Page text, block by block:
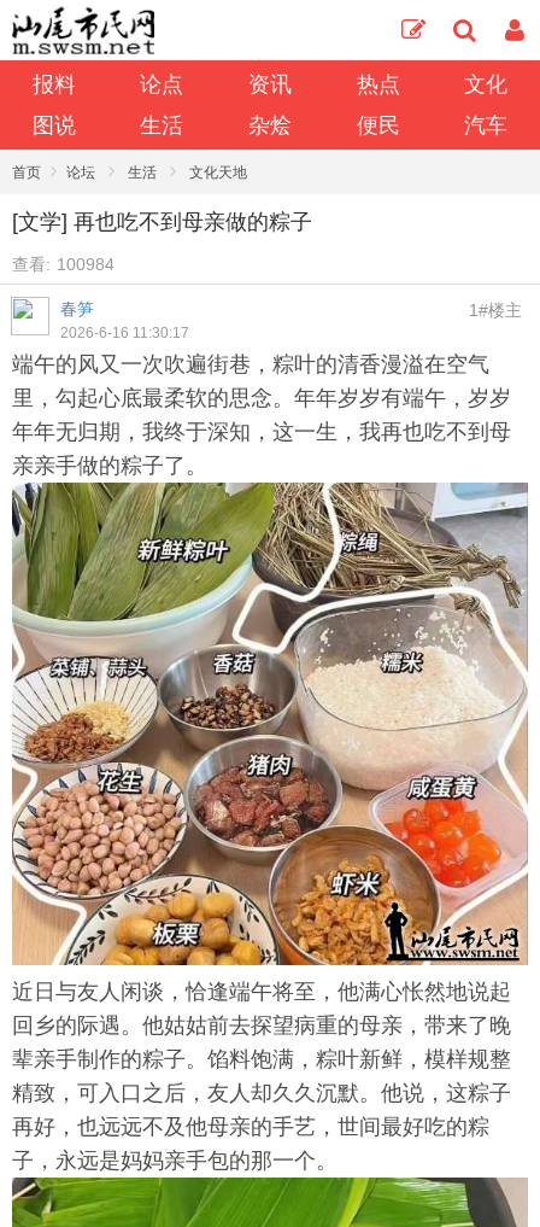
报料 论点 资讯 热点
文化
图说
生活 杂烩 便民 汽车
首页 › 论坛 › 生活 › 文化天地
[文学] 再也吃不到母亲做的粽子
查看: 100984
春笋
2026-6-16 11:30:17
1#楼主
端午的风又一次吹遍街巷，粽叶的清香漫溢在空气
里，勾起心底最柔软的思念。年年岁岁有端午，岁岁
年年无归期，我终于深知，这一生，我再也吃不到母
亲亲手做的粽子了。
近日与友人闲谈，恰逢端午将至，他满心怅然地说起
回乡的际遇。他姑姑前去探望病重的母亲，带来了晚
辈亲手制作的粽子。馅料饱满，粽叶新鲜，模样规整
精致，可入口之后，友人却久久沉默。他说，这粽子
再好，也远远不及他母亲的手艺，世间最好吃的粽
子，永远是妈妈亲手包的那一个。